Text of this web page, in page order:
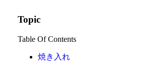
Topic
Table Of Contents
焼き入れ